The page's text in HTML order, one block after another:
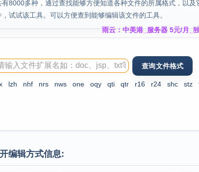
8000多种，通过查找能够方便知道各种文件的所属格式，以及
试试该工具。可以方便查到能够编辑该文件的工具。
雨云：中美港_服务器 5元/月_
lzh nhf nrs nws one oqy qti qtr r16 r24 shc stz
编辑方式信息: